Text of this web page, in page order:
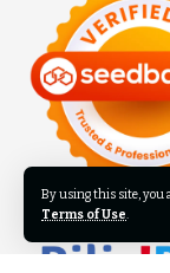
By using this site, you
Terms of Use.